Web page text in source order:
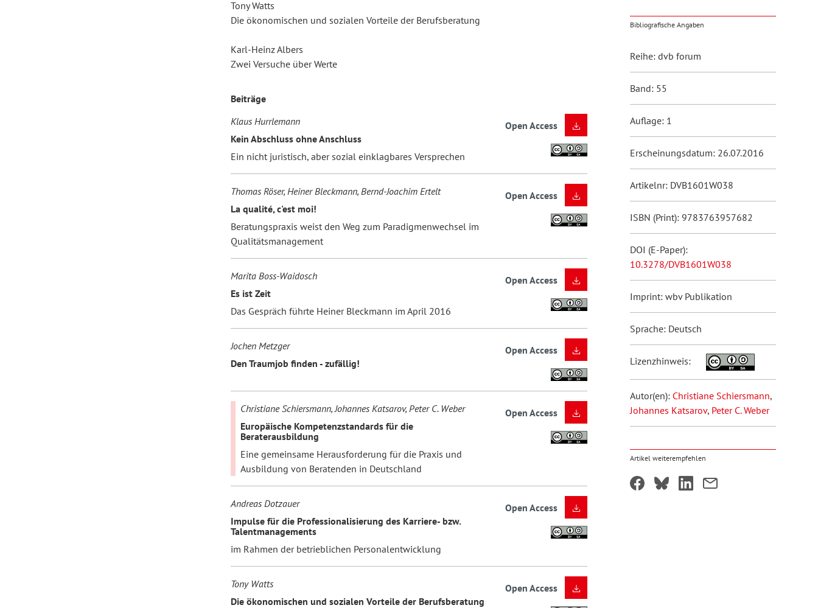
Tony Watts
Die ökonomischen und sozialen Vorteile der Berufsberatung
Karl-Heinz Albers
Zwei Versuche über Werte
Beiträge
Klaus Hurrlemann
Kein Abschluss ohne Anschluss
Ein nicht juristisch, aber sozial einklagbares Versprechen
Open Access
Thomas Röser, Heiner Bleckmann, Bernd-Joachim Ertelt
La qualité, c'est moi!
Beratungspraxis weist den Weg zum Paradigmenwechsel im
Qualitätsmanagement
Open Access
Marita Boss-Waidosch
Es ist Zeit
Das Gespräch führte Heiner Bleckmann im April 2016
Open Access
Jochen Metzger
Den Traumjob finden - zufällig!
Open Access
Christiane Schiersmann, Johannes Katsarov, Peter C. Weber
Europäische Kompetenzstandards für die
Beraterausbildung
Eine gemeinsame Herausforderung für die Praxis und
Ausbildung von Beratenden in Deutschland
Open Access
Andreas Dotzauer
Impulse für die Professionalisierung des Karriere- bzw.
Talentmanagements
im Rahmen der betrieblichen Personalentwicklung
Open Access
Tony Watts
Die ökonomischen und sozialen Vorteile der Berufsberatung
Open Access
Bibliografische Angaben
Reihe: dvb forum
Band: 55
Auflage: 1
Erscheinungsdatum: 26.07.2016
Artikelnr: DVB1601W038
ISBN (Print): 9783763957682
DOI (E-Paper):
10.3278/DVB1601W038
Imprint: wbv Publikation
Sprache: Deutsch
Lizenzhinweis:
Autor(en): Christiane Schiersmann,
Johannes Katsarov, Peter C. Weber
Artikel weiterempfehlen